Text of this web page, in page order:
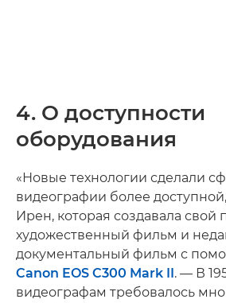
4. О доступности
оборудования
«Новые технологии сделали
видеографии более
Ирен, которая создавала свой
художественный фильм и
документальный фильм с
Canon EOS C300 Mark II . — В
видеографам требовалось